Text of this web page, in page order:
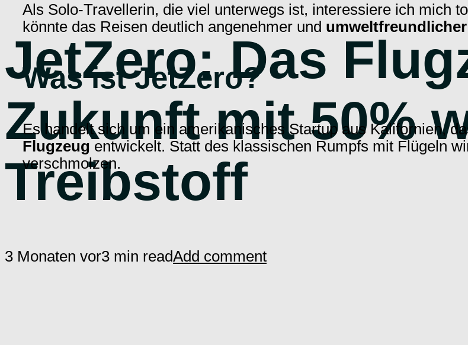
JetZero: Das
Zukunft mit 50%
Treibstoff
3 Monaten vor3 min readAdd comment
Als Solo-Travellerin, die viel unterwegs ist, interessiere ich mich
könnte das Reisen deutlich angenehmer und umweltfreundlicher
Was ist JetZero?
Es handelt sich um ein amerikanisches Startup aus Kalifornien,
Flugzeug entwickelt. Statt des klassischen Rumpfs mit Flügeln
verschmolzen.